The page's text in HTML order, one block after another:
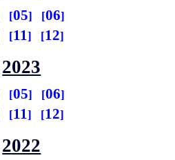
05
06
11 12
2023
05
06
11 12
2022